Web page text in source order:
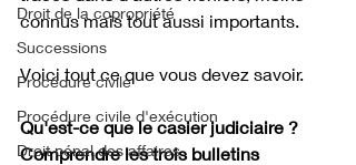
Droit de la copropriété
Successions
Procédure civile
Procédure civile d'exécution
Droit pénal des affaires
connus mais tout aussi importants.
Voici tout ce que vous devez savoir.
Qu'est-ce que le casier judiciaire ?
Comprendre les trois bulletins